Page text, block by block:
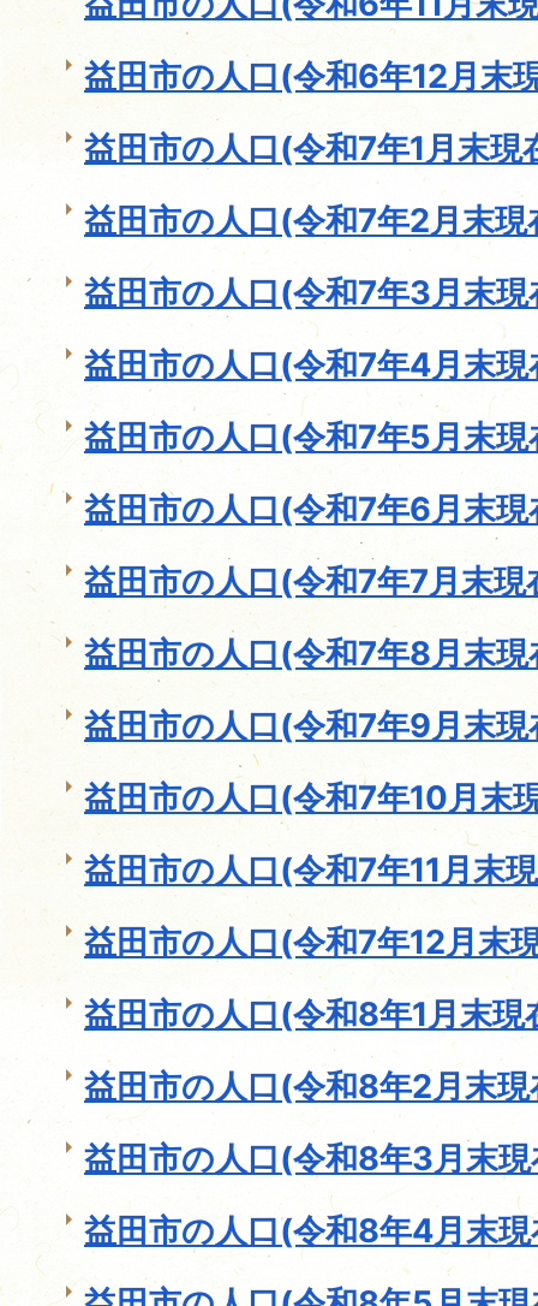
益田市の人口(令和6年12月末
益田市の人口(令和7年1月末現
益田市の人口(令和7年2月末現
益田市の人口(令和7年3月末現
益田市の人口(令和7年4月末現
益田市の人口(令和7年5月末現
益田市の人口(令和7年6月末現
益田市の人口(令和7年7月末現
益田市の人口(令和7年8月末現
益田市の人口(令和7年9月末現
益田市の人口(令和7年10月末
益田市の人口(令和7年11月末
益田市の人口(令和7年12月末
益田市の人口(令和8年1月末現
益田市の人口(令和8年2月末
益田市の人口(令和8年3月末
益田市の人口(令和8年4月末